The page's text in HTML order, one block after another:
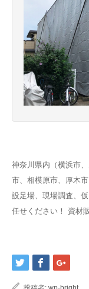
神奈川県内（横浜市
市、相模原市、厚木
設足場、現場調査、
任せください！ 資材